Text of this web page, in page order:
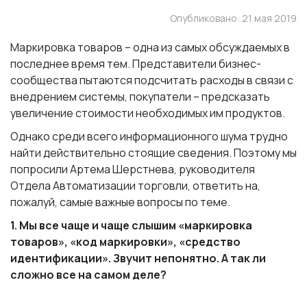
Опубликовано: 21 мая 2019
Маркировка товаров – одна из самых обсуждаемых в
последнее время тем. Представители бизнес-
сообщества пытаются подсчитать расходы в связи с
внедрением системы, покупатели – предсказать
увеличение стоимости необходимых им продуктов.
Однако среди всего информационного шума трудно
найти действительно стоящие сведения. Поэтому мы
попросилиАртема Шерстнева, руководителя
Отдела Автоматизации торговли, ответить на,
пожалуй, самые важные вопросы по теме.
1. Мы все чаще и чаще слышим «маркировка
товаров», «код маркировки», «средство
идентификации». Звучит непонятно. А так ли
сложно все на самом деле?